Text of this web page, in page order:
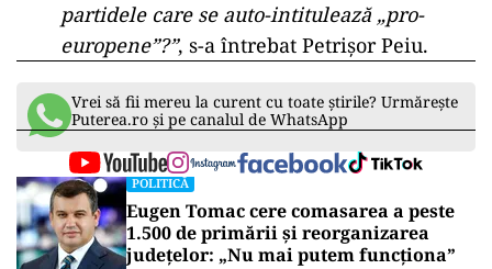
partidele care se auto-intitulează „pro-
europene”?”, s-a întrebat Petrişor Peiu.
Vrei să fii mereu la curent cu toate știrile? Urmărește
Puterea.ro și pe canalul de WhatsApp
POLITICĂ
Eugen Tomac cere comasarea a peste
1.500 de primării și reorganizarea
județelor: „Nu mai putem funcționa”